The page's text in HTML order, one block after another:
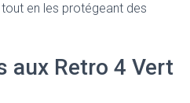
en les protégeant des
aux Retro 4 Vert